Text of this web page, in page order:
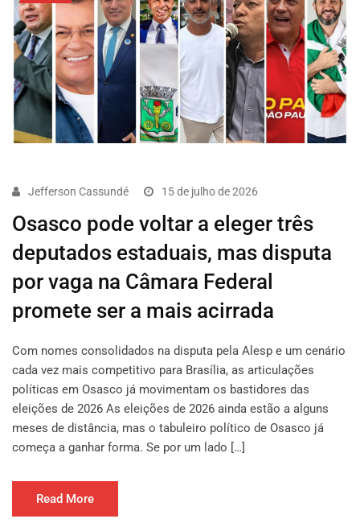
Jefferson Cassundé 15 de julho de 2026
Osasco pode voltar a eleger três
deputados estaduais, mas disputa
por vaga na Câmara Federal
promete ser a mais acirrada
Com nomes consolidados na disputa pela Alesp e um cenário
cada vez mais competitivo para Brasília, as articulações
políticas em Osasco já movimentam os bastidores das
eleições de 2026 As eleições de 2026 ainda estão a alguns
meses de distância, mas o tabuleiro político de Osasco já
começa a ganhar forma. Se por um lado […]
Read More